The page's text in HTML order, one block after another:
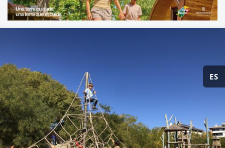
ES